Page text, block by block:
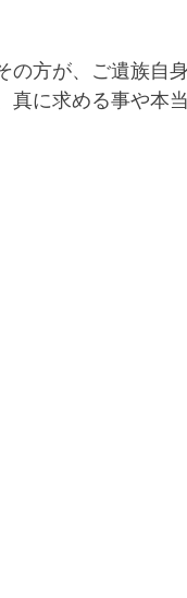
の方が、ご遺族自
真に求める事や本